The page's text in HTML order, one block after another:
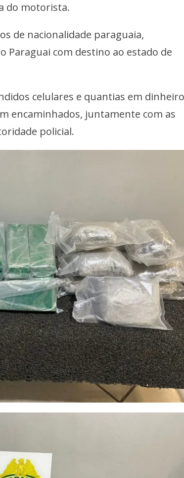
do motorista.
de nacionalidade paraguaia,
Paraguai com destino ao estado de
celulares e quantias em dinheiro
encaminhados, juntamente com as
policial.